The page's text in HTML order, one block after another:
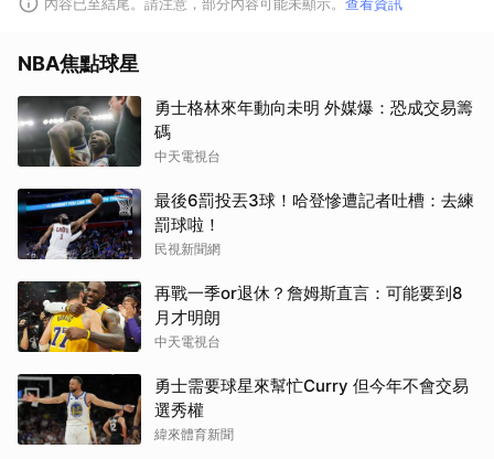
NBA焦點球星
勇士格林來年動向未明 外媒爆：恐成交易籌
碼
中天電視台
最後6罰投丟3球！哈登慘遭記者吐槽：去練
罰球啦！
民視新聞網
再戰一季or退休？詹姆斯直言：可能要到8
月才明朗
中天電視台
勇士需要球星來幫忙Curry 但今年不會交易
選秀權
緯來體育新聞